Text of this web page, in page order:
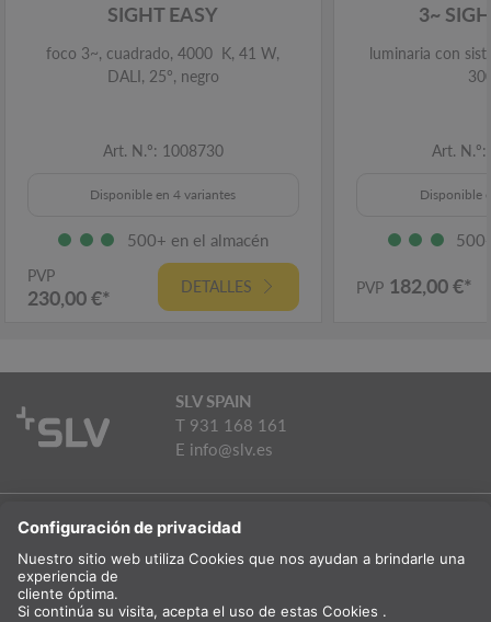
SIGHT EASY
foco 3~, cuadrado, 4000 K, 41 W,
DALI, 25°, negro
Art. N.º: 1008730
Disponible en 4 variantes
500+ en el almacén
PVP
230,00 €* DETALLES
3~
luminaria con
Art.
Disponible
PVP 182,00 €*
SLV SPAIN
T 931 168 161
E info@slv.es
PRODUCTOS
ILUMINACIÓN AMBIENTAL